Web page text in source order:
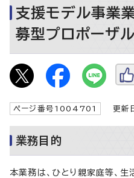
支援モデル事業
募型プロポーザ
ページ番号1004701 更新
業務目的
本業務は、ひとり親家庭等、